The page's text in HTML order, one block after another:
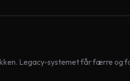
Legacy-systemet får færre